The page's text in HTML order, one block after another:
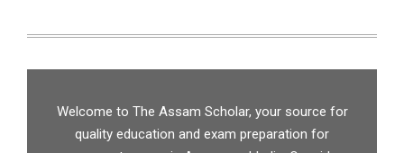
Welcome to The Assam Scholar, your source for
quality education and exam preparation for